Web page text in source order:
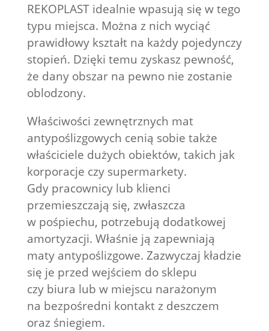
REKOPLAST idealnie wpasują się w tego
typu miejsca. Można z nich wyciąć
prawidłowy kształt na każdy pojedynczy
stopień. Dzięki temu zyskasz pewność,
że dany obszar na pewno nie zostanie
oblodzony.
Właściwości zewnętrznych mat
antypoślizgowych cenią sobie także
właściciele dużych obiektów, takich jak
korporacje czy supermarkety.
Gdy pracownicy lub klienci
przemieszczają się, zwłaszcza
w pośpiechu, potrzebują dodatkowej
amortyzacji. Właśnie ją zapewniają
maty antypoślizgowe. Zazwyczaj kładzie
się je przed wejściem do sklepu
czy biura lub w miejscu narażonym
na bezpośredni kontakt z deszczem
oraz śniegiem.